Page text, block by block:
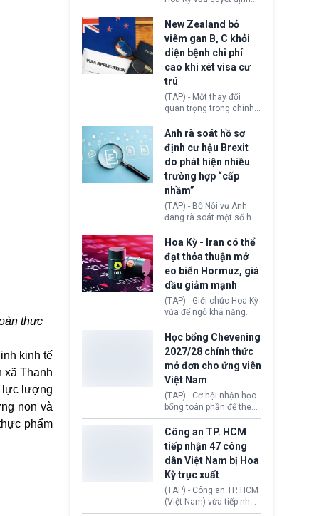
thực
kinh tế
xã Thanh
lực lượng
non và
phẩm
hồi tháng 2 bởi Tòa án
Tối cao Hoa Kỳ
(SCOTUS) khi tuyên bố,
việc áp thuế diện rộng là
hoàn toàn bất hợp pháp.
thu hồi thị thực (visa)
của bà Maria Luiza
Ribeiro Viotti - Đại sứ
Brazil tại Washington.
Động thái trên diễn ra
trong bối cảnh tranh
chấp ngoại giao giữa
chính quyền Tổng thống
Donald Trump và chính
phủ cánh tả Tổng thống
da Silva đang leo thang
gay gắt.
New Zealand bỏ
viêm gan B, C khỏi
diện bệnh chi phí
cao khi xét visa cư
trú
(TAP) - Một thay đổi
quan trọng trong chính
sách nhập cư của New
Zealand đang mở ra
thêm cơ hội cho nhiều
người muốn định cư. Từ
nay, người mắc viêm
gan B hoặc viêm gan C
sẽ không còn bị mặc
định không đáp ứng tiêu
chuẩn sức khỏe chỉ vì
chi phí điều trị khi nộp hồ
Anh rà soát hồ sơ
định cư hậu Brexit
do phát hiện nhiều
trường hợp “cấp
nhầm”
(TAP) - Bộ Nội vụ Anh
đang rà soát một số hồ
sơ thuộc Chương trình
Định cư EU (EU
Settlement Scheme -
EUSS) sau khi xác định
có trường hợp được cấp
quy chế cư trú hậu
Brexit “do nhầm lẫn”.
Động thái này làm dấy
lên lo ngại về việc thực
thi Thỏa thuận Rút khỏi
Liên minh châu Âu
(Withdrawal
Agreement).
Hoa Kỳ - Iran có thể
đạt thỏa thuận mở
eo biển Hormuz, giá
dầu giảm mạnh
(TAP) - Giới chức Hoa Kỳ
vừa để ngỏ khả năng
sớm đạt thỏa thuận với
Iran nhằm mở lại eo biển
Hormuz, mở đường cho
việc khôi phục hoạt
động hàng hải. Những
tín hiệu ngoại giao tích
cực này lập tức tác động
đến thị trường năng
lượng, kéo giá dầu thế
giới lùi sâu xuống dưới
mức 80 USD/thùng.
Học bổng Chevening
2027/28 chính thức
mở đơn cho ứng viên
Việt Nam
(TAP) - Cơ hội nhận học
bổng toàn phần để theo
học chương trình thạc sĩ
tại Vương quốc Anh đã
chính thức quay trở lại.
Học bổng Chevening
2027/28 của Chính phủ
Anh vừa mở cổng ứng
tuyển dành riêng ứng
viên Việt Nam, hỗ trợ
toàn bộ chi phí học tập
Công an TP. HCM
tiếp nhận 47 công
dân Việt Nam bị Hoa
Kỳ trục xuất
(TAP) - Công an TP. HCM
(Việt Nam) vừa tiếp nhận
47 công dân Việt Nam bị